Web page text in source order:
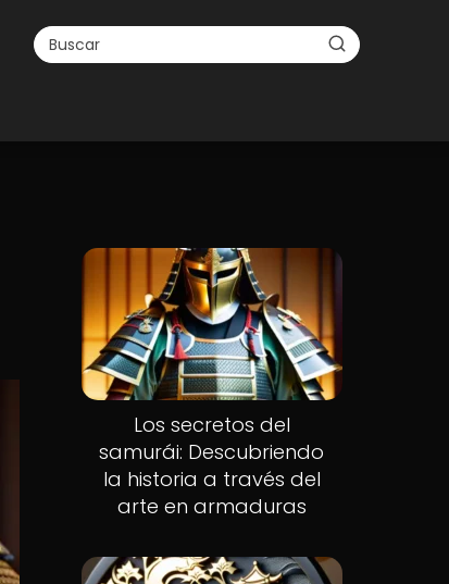
Los secretos del
samurái: Descubriendo
la historia a través del
arte en armaduras